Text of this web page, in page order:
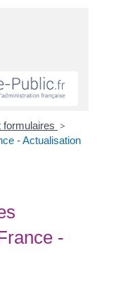
formulaires >
- Actualisation
-